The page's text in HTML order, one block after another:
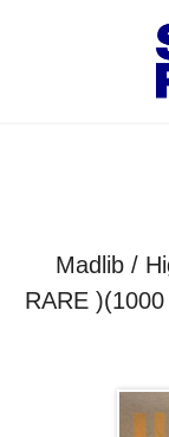
Madlib /
RARE